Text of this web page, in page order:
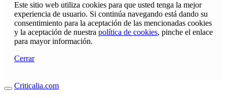
Este sitio web utiliza cookies para que usted tenga la mejor
experiencia de usuario. Si continúa navegando está dando su
consentimiento para la aceptación de las mencionadas cookies
y la aceptación de nuestra política de cookies, pinche el enlace
para mayor información.
Cerrar
Criticalia.com